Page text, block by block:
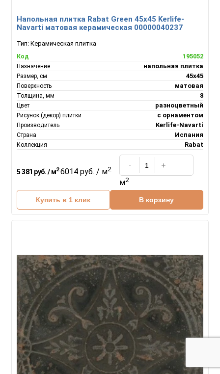
Напольная плитка Rabat Green 45х45 Kerlife-
Navarti матовая керамическая 00000040237
Тип: Керамическая плитка
Код 195052
Назначение напольная плитка
Размер, см 45х45
Поверхность матовая
Толщина, мм 8
Цвет разноцветный
Рисунок (декор) плитки с орнаментом
Производитель Kerlife-Navarti
Страна Испания
Коллекция Rabat
5 381 руб. / м26014 руб. / м2
м2
Купить в 1 клик В корзину